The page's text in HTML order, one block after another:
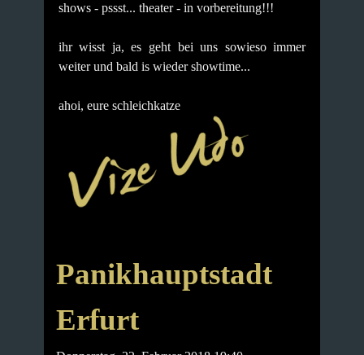
shows - pssst... theater - in vorbereitung!!!
ihr wisst ja, es geht bei uns sowieso immer
weiter und bald is wieder showtime...
ahoi, eure schleichkatze
Panikhauptstadt
Erfurt